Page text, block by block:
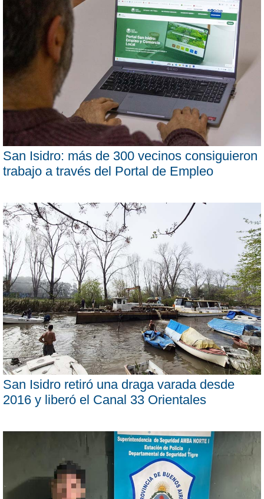
San Isidro: más de 300 vecinos consiguieron
trabajo a través del Portal de Empleo
San Isidro retiró una draga varada desde
2016 y liberó el Canal 33 Orientales